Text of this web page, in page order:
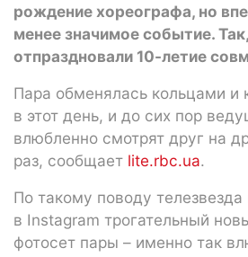
рождение хореографа, но
менее значимое событие.
отпраздновали 10-летие
Пара обменялась кольцами и
в этот день, и до сих пор
влюбленно смотрят друг на
раз, сообщает lite.rbc.ua.
По такому поводу телезвезда
в Instagram трогательный
фотосет пары – именно так